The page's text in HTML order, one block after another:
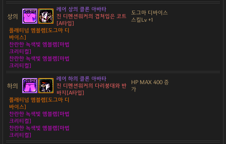
상의
레어 상의 클론 아바타
진 디멘션워커의 겹쳐입은 코트
[A타입]
도그마 디바이스
스킬Lv +1
플래티넘 엠블렘[도그마 디
바이스]
찬란한 녹색빛 엠블렘[마법
크리티컬]
찬란한 녹색빛 엠블렘[마법
크리티컬]
하의
레어 하의 클론 아바타
진 디멘션워커의 다리붕대와 반
바지[A타입]
HP MAX 400 증
가
플래티넘 엠블렘[도그마 디
바이스]
찬란한 녹색빛 엠블렘[마법
크리티컬]
찬란한 녹색빛 엠블렘[마법
크리티컬]